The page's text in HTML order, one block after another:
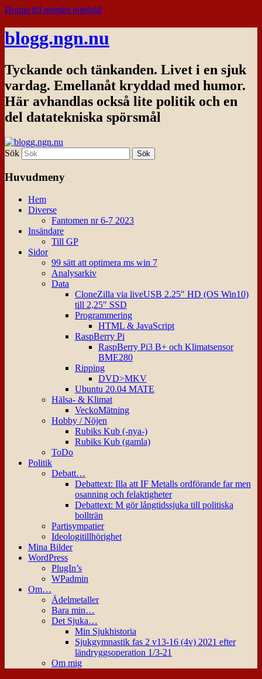
Hoppa till primärt innehåll
blogg.ngn.nu
Tyckande och tänkanden. Livet i en sjuk
vardag. Emellanåt kryddad med humor.
Här avhandlas också lite politik och en
del datatekniska spörsmål
Sök
Huvudmeny
Hem
Diverse
Fantomen nr 6-7 2023
Insändare
Till GP
Sidor
99 sätt att optimera ms win 7
Analysarkiv
Data
CloneZilla via liveUSB 2.25″ HD (OS Win10)
till 2,25″ SSD
Programmering
HTML & JavaScript
RaspBerry Pi
RaspBerry Pi3 B+ och Klimatsensor
BME280
Ripping
DVD>MKV
Ubuntu 20.04 MATE
Hälsa- & Klimat
VeckoMätning
Hobby / Nöjen
Rubiks Kub (-nya-)
Rubiks Kub (gamla)
ToDo
Politik
Debatt…
Debattext: Illa att IF Metalls ordförande far men
osanning och felaktigheter
Debattext: M gör långtidssjuka till politiska
bollträn
Partisympatier
Ideologitillhörighet
Mina Bilder
WordPress
PlugIn’s
WPadmin
Om…
Ädelmetaller
Bara min…
Det Sjuka…
Min Sjukhistoria
Sjukgymnastik fas 2 v13-16 (4v) 2021 efter
ländryggsoperation 1/3-21
Om mig